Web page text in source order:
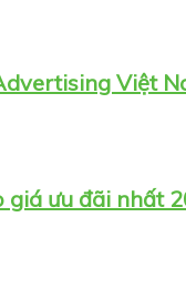
Việt
giá ưu đãi nhất